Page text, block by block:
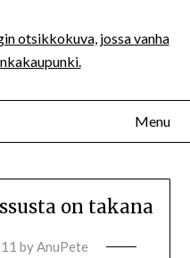
Menu
on takana
byAnuPete